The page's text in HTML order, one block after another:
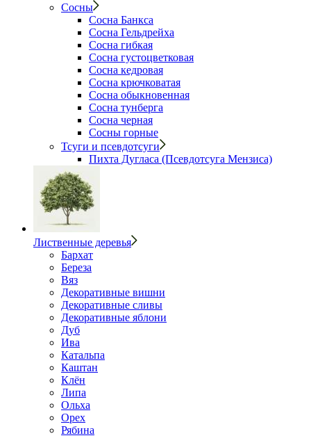
Сосны
Сосна Банкса
Сосна Гельдрейха
Сосна гибкая
Сосна густоцветковая
Сосна кедровая
Сосна крючковатая
Сосна обыкновенная
Сосна тунберга
Сосна черная
Сосны горные
Тсуги и псевдотсуги
Пихта Дугласа (Псевдотсуга Мензиса)
Лиственные деревья
Бархат
Береза
Вяз
Декоративные вишни
Декоративные сливы
Декоративные яблони
Дуб
Ива
Катальпа
Каштан
Клён
Липа
Ольха
Орех
Рябина